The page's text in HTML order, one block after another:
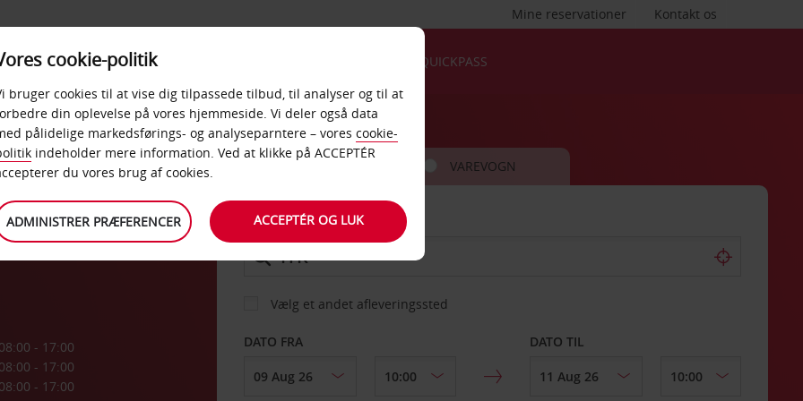
Kontakt os
Mine reservationer
PRODUKTER &
KONTORER
QUICKPASS
08:00 - 17:00
08:00 - 17:00
08:00 - 17:00
BIL VAREVOGN
AFHENT FRA
Vælg et andet afleveringssted
DATO FRA DATO TIL
cookie-politik
bruger cookies til at vise dig tilpassede tilbud, til analyser og til at
din oplevelse på vores hjemmeside. Vi deler også data
pålidelige markedsførings- og analyseparntere – vores cookie-
indeholder mere information. Ved at klikke på ACCEPTÉR
du vores brug af cookies.
ADMINISTRER PRÆFERENCER ACCEPTÉR OG LUK